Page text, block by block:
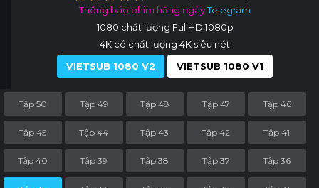
Thông báo phim hằng ngàyTelegram
1080 chất lượng FullHD 1080p
4K có chất lượng 4K siêu nét
VIETSUB 1080 V2
VIETSUB 1080 V1
Tập 50 Tập 49 Tập 48 Tập 47 Tập 46
Tập 45 Tập 44 Tập 43 Tập 42 Tập 41
Tập 40 Tập 39 Tập 38 Tập 37 Tập 36